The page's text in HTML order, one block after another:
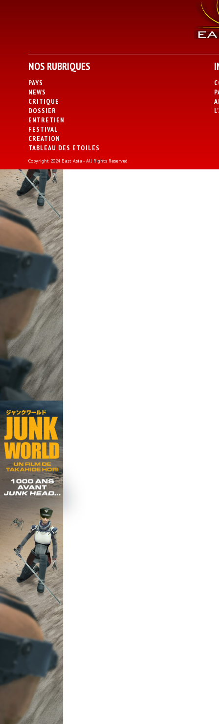
NOS RUBRIQUES
PAYS
NEWS
CRITIQUE
DOSSIER
ENTRETIEN
FESTIVAL
CREATION
TABLEAU DES ETOILES
Copyright 2024 East Asia - All Rights Reserved